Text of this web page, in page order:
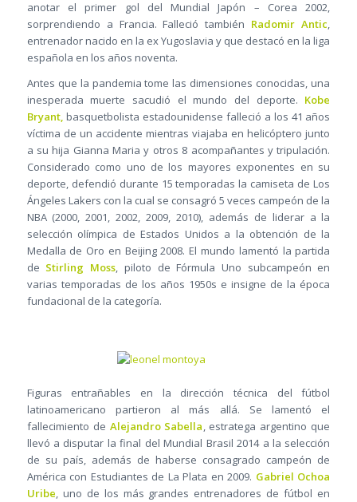
anotar el primer gol del Mundial Japón – Corea 2002,
sorprendiendo a Francia. Falleció también Radomir Antic,
entrenador nacido en la ex Yugoslavia y que destacó en la liga
española en los años noventa.
Antes que la pandemia tome las dimensiones conocidas, una
inesperada muerte sacudió el mundo del deporte. Kobe
Bryant, basquetbolista estadounidense falleció a los 41 años
víctima de un accidente mientras viajaba en helicóptero junto
a su hija Gianna Maria y otros 8 acompañantes y tripulación.
Considerado como uno de los mayores exponentes en su
deporte, defendió durante 15 temporadas la camiseta de Los
Ángeles Lakers con la cual se consagró 5 veces campeón de la
NBA (2000, 2001, 2002, 2009, 2010), además de liderar a la
selección olímpica de Estados Unidos a la obtención de la
Medalla de Oro en Beijing 2008. El mundo lamentó la partida
de Stirling Moss, piloto de Fórmula Uno subcampeón en
varias temporadas de los años 1950s e insigne de la época
fundacional de la categoría.
Figuras entrañables en la dirección técnica del fútbol
latinoamericano partieron al más allá. Se lamentó el
fallecimiento de Alejandro Sabella, estratega argentino que
llevó a disputar la final del Mundial Brasil 2014 a la selección
de su país, además de haberse consagrado campeón de
América con Estudiantes de La Plata en 2009. Gabriel Ochoa
Uribe, uno de los más grandes entrenadores de fútbol en